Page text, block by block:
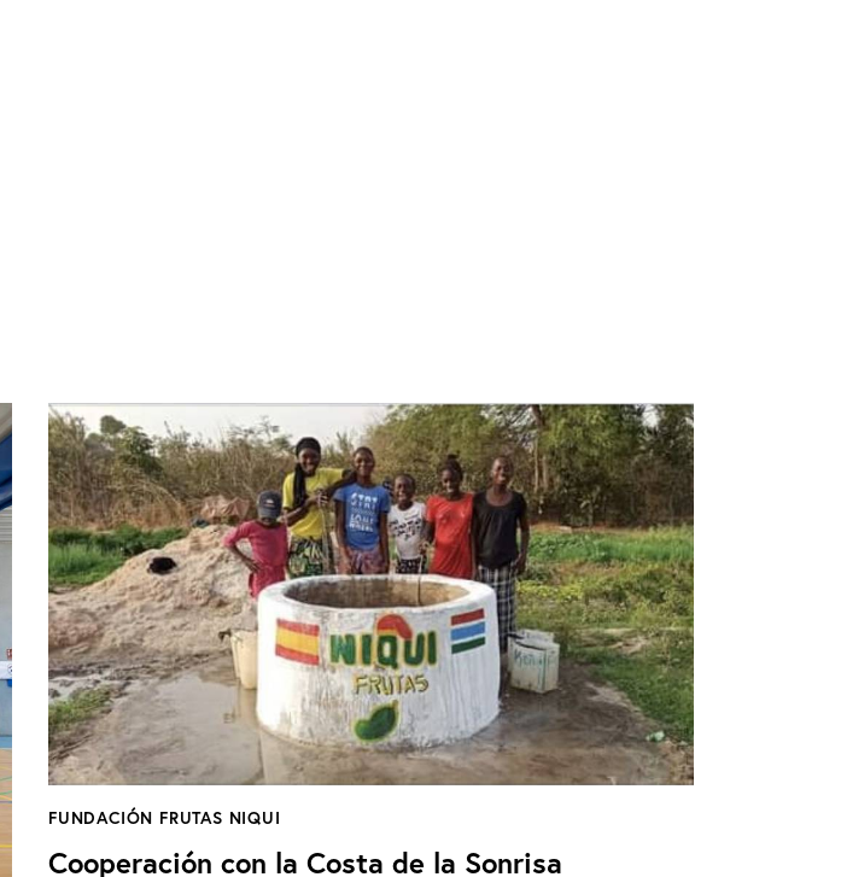
FUNDACIÓN FRUTAS NIQUI
Cooperación con la Costa de la Sonrisa